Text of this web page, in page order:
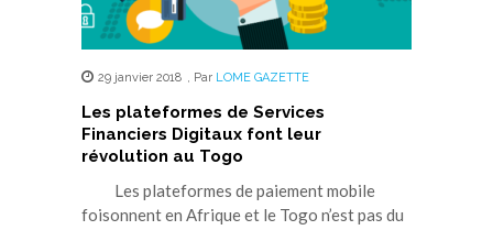
29 janvier 2018 , Par LOME GAZETTE
Les plateformes de Services
Financiers Digitaux font leur
révolution au Togo
Les plateformes de paiement mobile
foisonnent en Afrique et le Togo n’est pas du